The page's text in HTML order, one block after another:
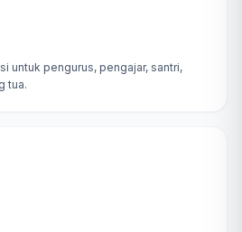
untuk pengurus, pengajar, santri,
tua.